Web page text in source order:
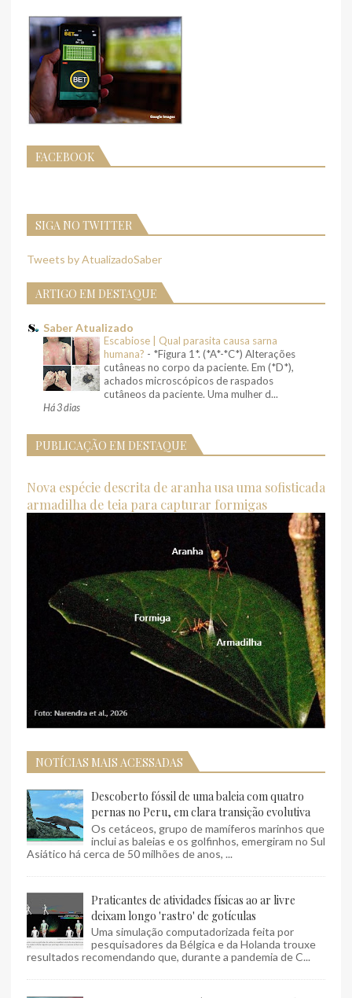
FACEBOOK
SIGA NO TWITTER
Tweets by AtualizadoSaber
ARTIGO EM DESTAQUE
Saber Atualizado
Escabiose | Qual parasita causa sarna
humana? - *Figura 1*. (*A*-*C*) Alterações
cutâneas no corpo da paciente. Em (*D*),
achados microscópicos de raspados
cutâneos da paciente. Uma mulher d...
Há 3 dias
PUBLICAÇÃO EM DESTAQUE
Nova espécie descrita de aranha usa uma sofisticada
armadilha de teia para capturar formigas
NOTÍCIAS MAIS ACESSADAS
Descoberto fóssil de uma baleia com quatro
pernas no Peru, em clara transição evolutiva
Os cetáceos, grupo de mamíferos marinhos que
inclui as baleias e os golfinhos, emergiram no Sul
Asiático há cerca de 50 milhões de anos, ...
Praticantes de atividades físicas ao ar livre
deixam longo 'rastro' de gotículas
Uma simulação computadorizada feita por
pesquisadores da Bélgica e da Holanda trouxe
resultados recomendando que, durante a pandemia de C...